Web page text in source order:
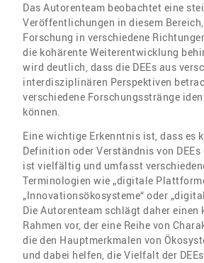
Das Autorenteam beobachtet eine
Veröffentlichungen in diesem
Forschung in verschiedene
die kohärente Weiterentwicklung
wird deutlich, dass die DEEs aus
interdisziplinären Perspektiven
verschiedene Forschungsstränge
können.
Eine wichtige Erkenntnis ist, dass es
Definition oder Verständnis von
ist vielfältig und umfasst
Terminologien wie „digitale
„Innovationsökosysteme“ oder
Die Autorenteam schlägt daher einen
Rahmen vor, der eine Reihe von
die den Hauptmerkmalen von
und dabei helfen, die Vielfalt der